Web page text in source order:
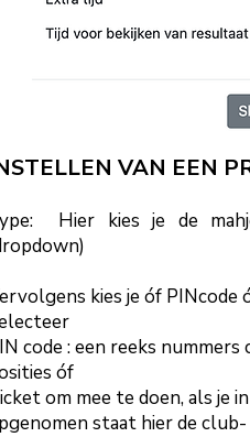
VAN EEN
Hier kies je de
kies je óf PINcode
code : een reeks
óf
om mee te doen, als je
staat hier de